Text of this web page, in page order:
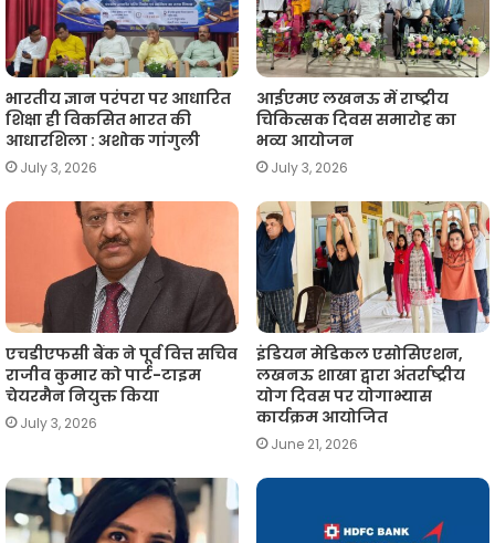
p
k
m
k
भारतीय ज्ञान परंपरा पर आधारित
शिक्षा ही विकसित भारत की
आधारशिला : अशोक गांगुली
July 3, 2026
आईएमए लखनऊ में राष्ट्रीय
चिकित्सक दिवस समारोह का
भव्य आयोजन
July 3, 2026
एचडीएफसी बैंक ने पूर्व वित्त सचिव
राजीव कुमार को पार्ट-टाइम
चेयरमैन नियुक्त किया
July 3, 2026
इंडियन मेडिकल एसोसिएशन,
लखनऊ शाखा द्वारा अंतर्राष्ट्रीय
योग दिवस पर योगाभ्यास
कार्यक्रम आयोजित
June 21, 2026